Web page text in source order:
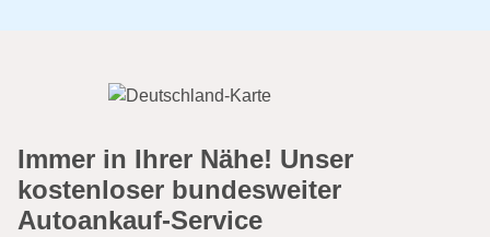
Immer in Ihrer Nähe! Unser
kostenloser bundesweiter
Autoankauf-Service